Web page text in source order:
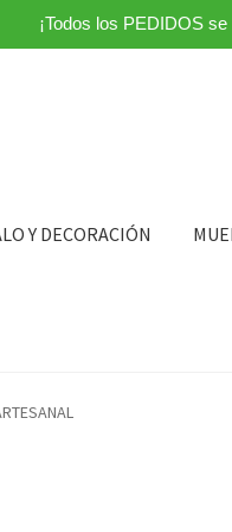
¡Todos los PEDIDOS
Y DECORACIÓN